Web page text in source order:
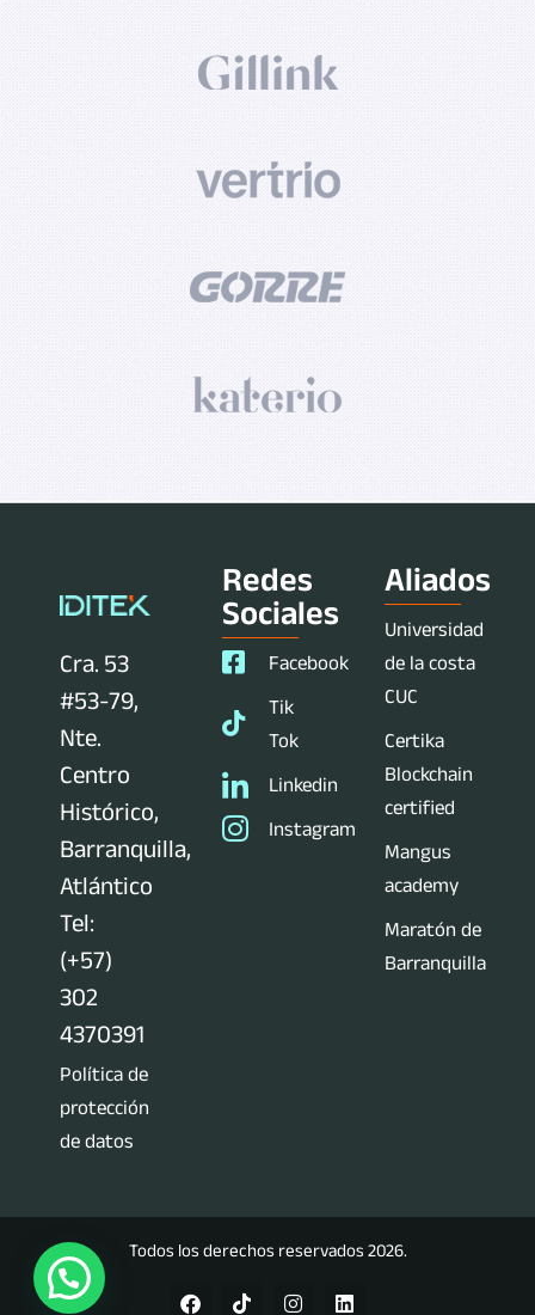
Cra. 53
#53-79,
Nte.
Centro
Histórico,
Barranquilla,
Atlántico
Tel:
(+57)
302
4370391
Política de
protección
de datos
Redes
Sociales
Facebook
Tik
Tok
Linkedin
Instagram
Aliados
Universidad
de la costa
CUC
Certika
Blockchain
certified
Mangus
academy
Maratón de
Barranquilla
Todos los derechos reservados 2026.